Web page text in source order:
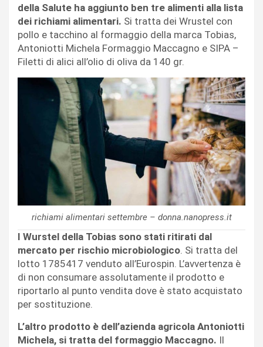
della Salute ha aggiunto ben tre alimenti alla lista
dei richiami alimentari. Si tratta dei Wrustel con
pollo e tacchino al formaggio della marca Tobias,
Antoniotti Michela Formaggio Maccagno e SIPA –
Filetti di alici all’olio di oliva da 140 gr.
richiami alimentari settembre – donna.nanopress.it
I Wurstel della Tobias sono stati ritirati dal
mercato per rischio microbiologico. Si tratta del
lotto 1785417 venduto all’Eurospin. L’avvertenza è
di non consumare assolutamente il prodotto e
riportarlo al punto vendita dove è stato acquistato
per sostituzione.
L’altro prodotto è dell’azienda agricola Antoniotti
Michela, si tratta del formaggio Maccagno. Il